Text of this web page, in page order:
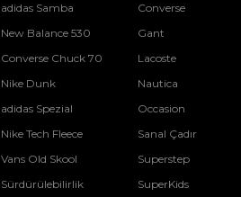
adidas Samba
New Balance 530
Converse Chuck 70
Nike Dunk
adidas Spezial
Nike Tech Fleece
Vans Old Skool
Sürdürülebilirlik
Converse
Gant
Lacoste
Nautica
Occasion
Sanal Çadır
Superstep
SuperKids